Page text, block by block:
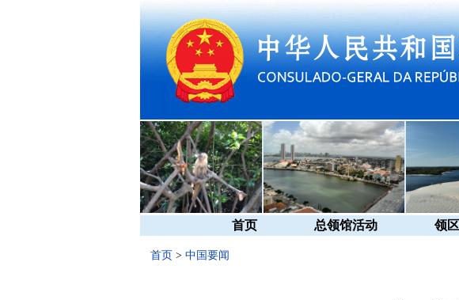
首页 总领馆活动 领
首页 > 中国要闻